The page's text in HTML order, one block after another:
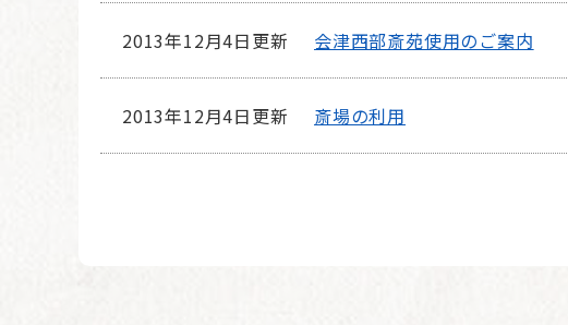
2013年12月4日更新 会津西部斎苑使用のご案内
2013年12月4日更新 斎場の利用